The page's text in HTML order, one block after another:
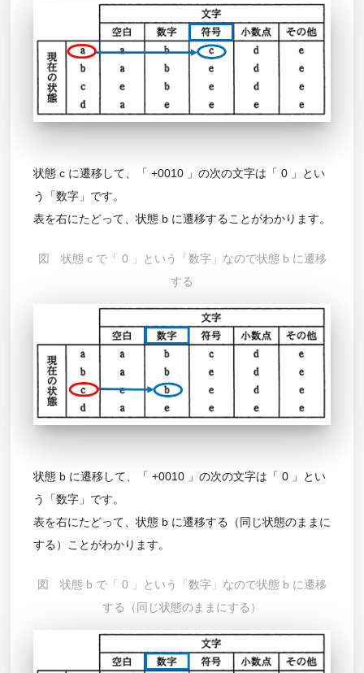
状態 c に遷移して、「 +0010 」の次の文字は「 0 」とい
う「数字」です。
表を右にたどって、状態 b に遷移することがわかります。
図 状態 c で「 0 」という「数字」なので状態 b に遷移
する
状態 b に遷移して、「 +0010 」の次の文字は「 0 」とい
う「数字」です。
表を右にたどって、状態 b に遷移する（同じ状態のままに
する）ことがわかります。
図 状態 b で「 0 」という「数字」なので状態 b に遷移
する（同じ状態のままにする）